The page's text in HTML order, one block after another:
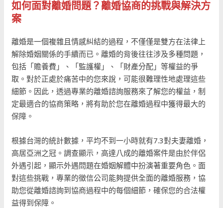
如何面對離婚問題？離婚協商的挑戰與解決方
案
離婚是一個複雜且情感糾結的過程，不僅僅是雙方在法律上
解除婚姻關係的手續而已。離婚的背後往往涉及多種問題，
包括「贍養費」、「監護權」、「財產分配」等權益的爭
取。對於正處於痛苦中的您來說，可能很難理性地處理這些
細節。因此，透過專業的離婚諮詢服務來了解您的權益，制
定最適合的協商策略，將有助於您在離婚過程中獲得最大的
保障。
根據台灣的統計數據，平均不到一小時就有7.3對夫妻離婚，
高居亞洲之冠。調查顯示，高達八成的離婚案件是由於伴侶
外遇引起，顯示外遇問題在婚姻解體中扮演著重要角色。面
對這些挑戰，專業的徵信公司能夠提供全面的離婚服務，協
助您從離婚諮詢到協商過程中的每個細節，確保您的合法權
益得到保障。